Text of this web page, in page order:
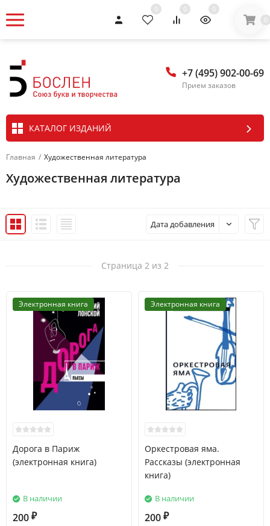
0 0
0
0
+7 (495) 902-00-69
Прием заказов
КАТАЛОГ ИЗДАНИЙ
Главная / Художественная литература
Художественная литература
Дата добавления
Страница 2 из 2
Электронная книга
Дорога в Париж
(электронная книга)
В наличии
200 ₽
Электронная книга
Оркестровая яма.
Рассказы (электронная
книга)
В наличии
200 ₽